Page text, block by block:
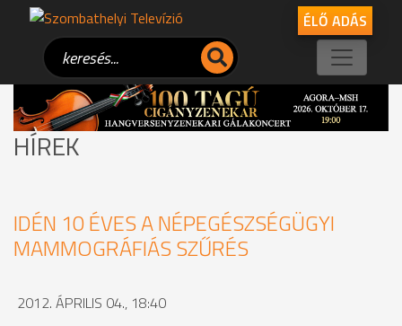
ÉLŐ ADÁS
HÍREK
IDÉN 10 ÉVES A NÉPEGÉSZSÉGÜGYI
MAMMOGRÁFIÁS SZŰRÉS
2012. ÁPRILIS 04., 18:40